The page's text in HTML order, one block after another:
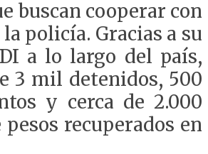
buscan cooperar con
policía. Gracias a su
a lo largo del país,
3 mil detenidos, 500
y cerca de 2.000
recuperados en